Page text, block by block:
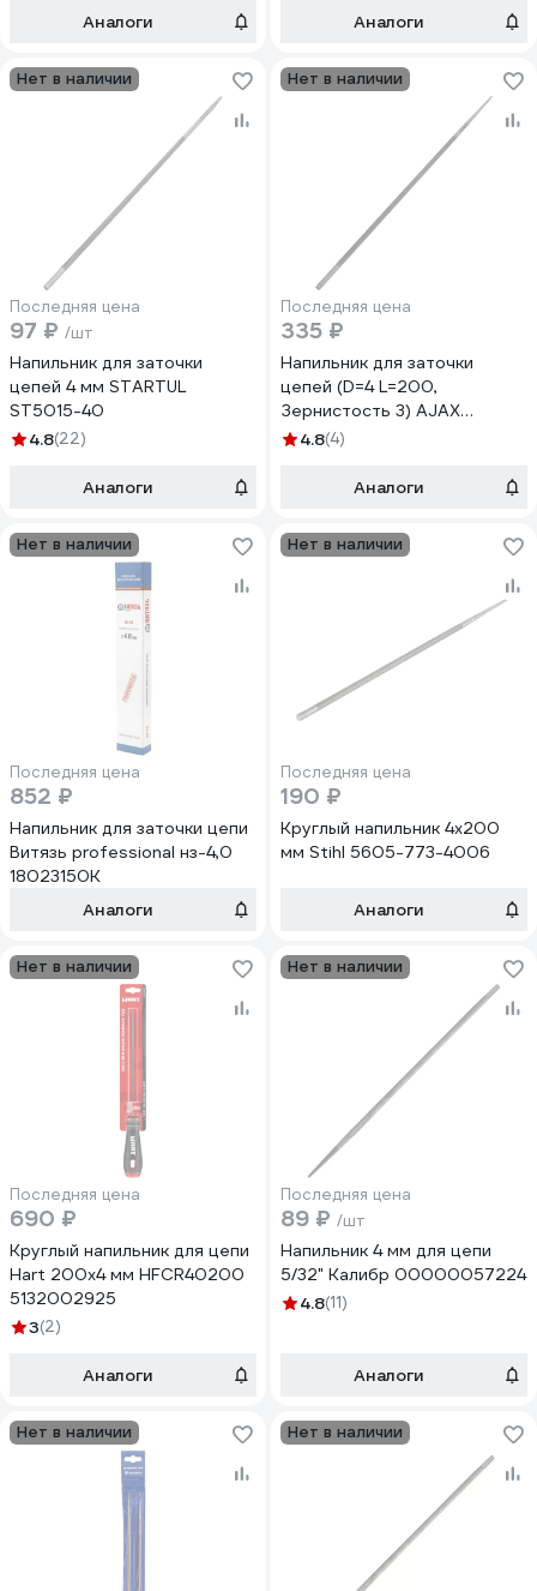
Аналоги Аналоги
Нет в наличии
Последняя цена
97 ₽ /шт
Напильник для заточки
цепей 4 мм STARTUL
ST5015-40
4.8(22)
Аналоги
Нет в наличии
Последняя цена
335 ₽
Напильник для заточки
цепей (D=4 L=200,
Зернистость 3) AJAX
286212200435
4.8(4)
Аналоги
Нет в наличии
Последняя цена
852 ₽
Напильник для заточки цепи
Витязь professional нз-4,0
18023150К
Аналоги
Нет в наличии
Последняя цена
190 ₽
Круглый напильник 4x200
мм Stihl 5605-773-4006
Аналоги
Нет в наличии
Последняя цена
690 ₽
Круглый напильник для цепи
Hart 200x4 мм HFCR40200
5132002925
3(2)
Аналоги
Нет в наличии
Последняя цена
89 ₽ /шт
Напильник 4 мм для цепи
5/32" Калибр 00000057224
4.8(11)
Аналоги
Нет в наличии Нет в наличии